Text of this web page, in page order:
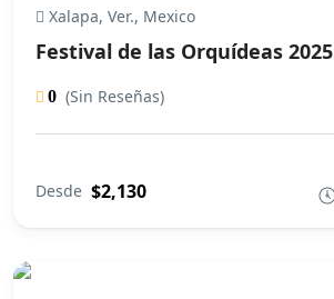
Xalapa, Ver., Mexico
Festival de las Orquídeas 2025
0 (Sin Reseñas)
Desde $2,130